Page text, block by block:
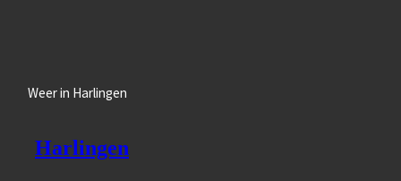
Weer in Harlingen